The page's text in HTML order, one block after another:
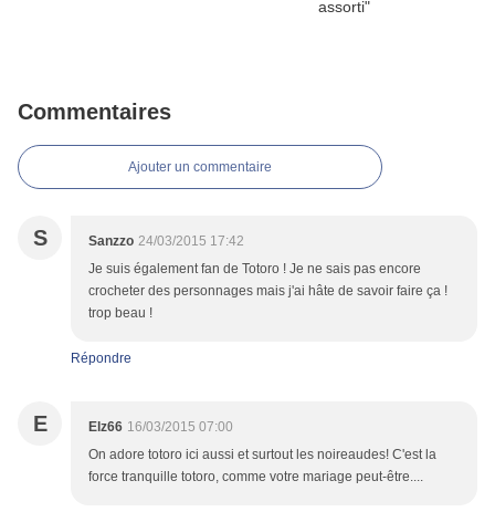
Commentaires
Ajouter un commentaire
S Sanzzo 24/03/2015 17:42
Je suis également fan de Totoro ! Je ne sais pas encore
crocheter des personnages mais j'ai hâte de savoir faire ça !
trop beau !
Répondre
E Elz66 16/03/2015 07:00
On adore totoro ici aussi et surtout les noireaudes! C'est la
force tranquille totoro, comme votre mariage peut-être....